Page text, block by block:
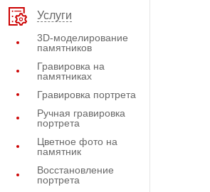
Услуги
3D-моделирование
памятников
Гравировка на
памятниках
Гравировка портрета
Ручная гравировка
портрета
Цветное фото на
памятник
Восстановление
портрета